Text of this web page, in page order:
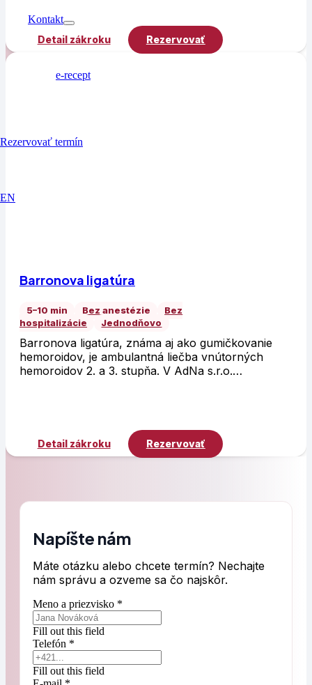
Kontakt
e-recept
Rezervovať termín
EN
Detail zákroku Rezervovať
Barronova ligatúra
5–10 min Bez anestézie
Bez
hospitalizácie
Jednodňovo
Barronova ligatúra, známa aj ako gumičkovanie
hemoroidov, je ambulantná liečba vnútorných
hemoroidov 2. a 3. stupňa. V AdNa s.r.o.…
Detail zákroku Rezervovať
Napíšte nám
Máte otázku alebo chcete termín? Nechajte
nám správu a ozveme sa čo najskôr.
Meno a priezvisko *
Fill out this field
Telefón *
Fill out this field